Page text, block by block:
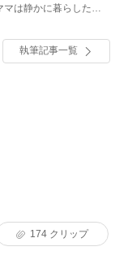
マは静かに暮らした
執筆記事一覧
174 クリップ